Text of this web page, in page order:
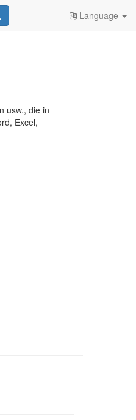
Language
usw., die in
Excel,